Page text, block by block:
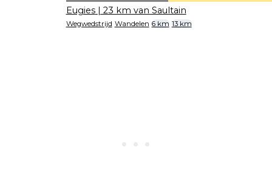
Eugies | 23 km van Saultain
Wegwedstrijd Wandelen 6 km 13 km